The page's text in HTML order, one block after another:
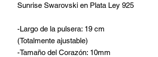
Sunrise Swarovski en Plata Ley 925
-Largo de la pulsera: 19 cm
(Totalmente ajustable)
-Tamaño del Corazón: 10mm